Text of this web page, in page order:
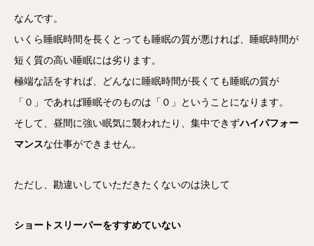
なんです。
いくら睡眠時間を長くとっても睡眠の質が悪ければ、睡眠時間が
短く質の高い睡眠には劣ります。
極端な話をすれば、どんなに睡眠時間が長くても睡眠の質が
「０」であれば睡眠そのものは「０」ということになります。
そして、昼間に強い眠気に襲われたり、集中できずハイパフォー
マンスな仕事ができません。
ただし、勘違いしていただきたくないのは決して
ショートスリーパーをすすめていない